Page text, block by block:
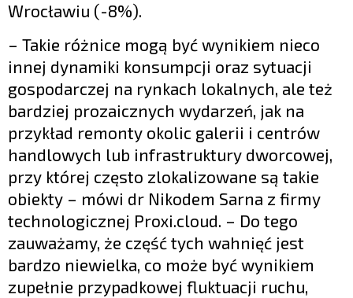
Wrocławiu (-8%).
– Takie różnice mogą być wynikiem nieco
innej dynamiki konsumpcji oraz sytuacji
gospodarczej na rynkach lokalnych, ale też
bardziej prozaicznych wydarzeń, jak na
przykład remonty okolic galerii i centrów
handlowych lub infrastruktury dworcowej,
przy której często zlokalizowane są takie
obiekty – mówi dr Nikodem Sarna z firmy
technologicznej Proxi.cloud. – Do tego
zauważamy, że część tych wahnięć jest
bardzo niewielka, co może być wynikiem
zupełnie przypadkowej fluktuacji ruchu,